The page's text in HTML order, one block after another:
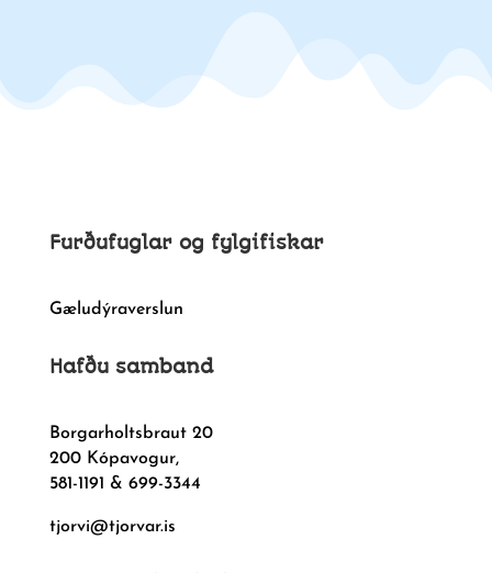
Furðufuglar og fylgifiskar
Gæludýraverslun
Hafðu samband
Borgarholtsbraut 20
200 Kópavogur,
581-1191 & 699-3344
tjorvi@tjorvar.is